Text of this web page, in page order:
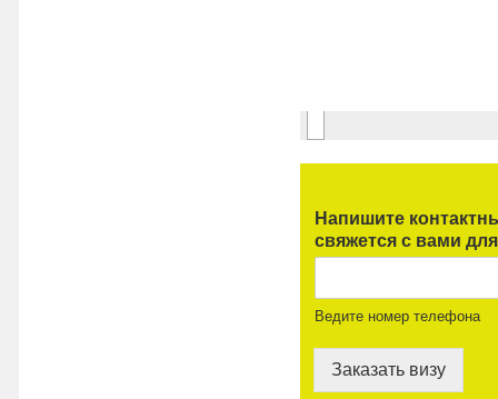
Напишите
свяжется с вами
Ведите номер телефона
Заказать визу